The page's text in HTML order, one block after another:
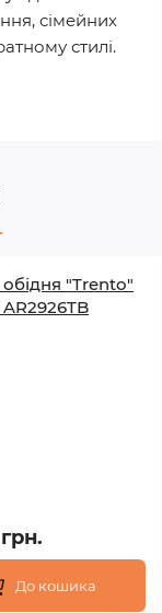
сімейних
стилі.
обідня "Trento"
До кошика